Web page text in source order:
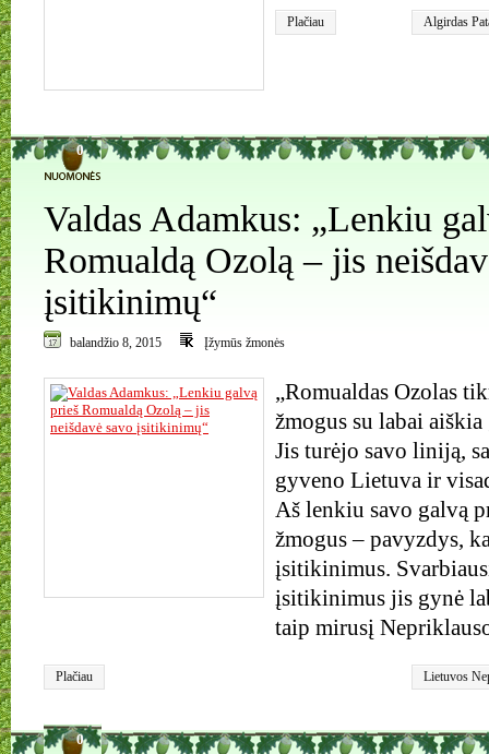
Plačiau Algirdas
0
Valdas Adamkus: „Lenkiu
Romualdą Ozolą – jis
įsitikinimų“
balandžio 8, 2015 Įžymūs žmonės
„Romualdas Ozolas
žmogus su labai
Jis turėjo savo liniją,
gyveno Lietuva ir
Aš lenkiu savo galvą
žmogus – pavyzdys,
įsitikinimus.
įsitikinimus jis gynė
taip mirusį
Plačiau
Lietuvos
0